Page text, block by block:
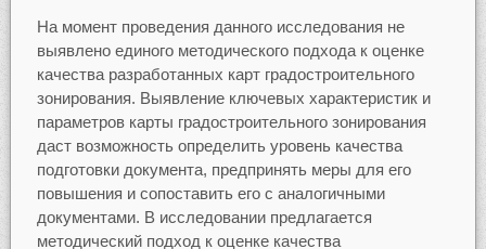
На момент проведения данного исследования не
выявлено единого методического подхода к оценке
качества разработанных карт градостроительного
зонирования. Выявление ключевых характеристик и
параметров карты градостроительного зонирования
даст возможность определить уровень качества
подготовки документа, предпринять меры для его
повышения и сопоставить его с аналогичными
документами. В исследовании предлагается
методический подход к оценке качества